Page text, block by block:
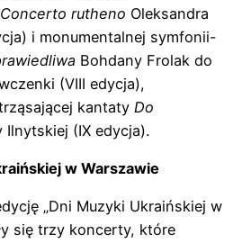
Concerto rutheno Oleksandra
i monumentalnej symfonii-
Bohdany Frolak do
(VIII edycja),
kantaty Do
Ilnytskiej (IX edycja).
w Warszawie
„Dni Muzyki Ukraińskiej w
się trzy koncerty, które